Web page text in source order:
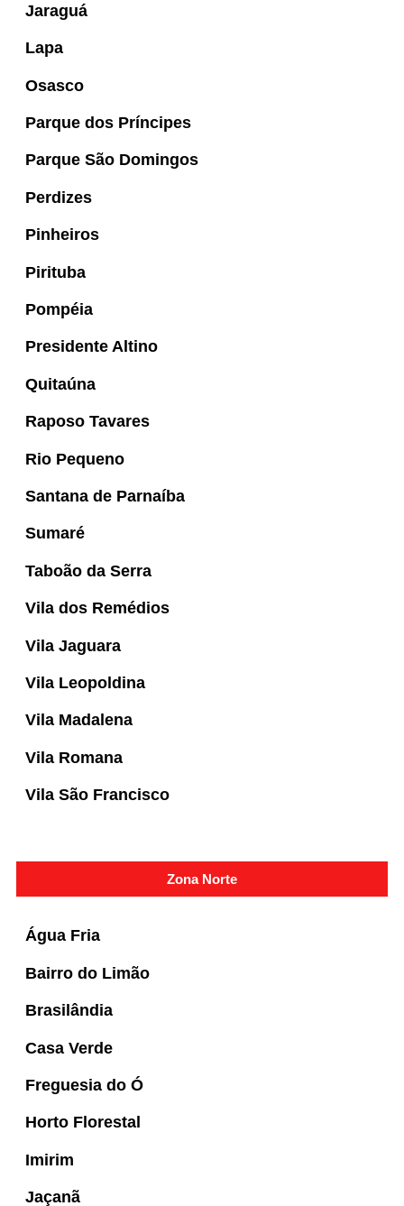
Jaraguá
Lapa
Osasco
Parque dos Príncipes
Parque São Domingos
Perdizes
Pinheiros
Pirituba
Pompéia
Presidente Altino
Quitaúna
Raposo Tavares
Rio Pequeno
Santana de Parnaíba
Sumaré
Taboão da Serra
Vila dos Remédios
Vila Jaguara
Vila Leopoldina
Vila Madalena
Vila Romana
Vila São Francisco
Zona Norte
Água Fria
Bairro do Limão
Brasilândia
Casa Verde
Freguesia do Ó
Horto Florestal
Imirim
Jaçanã